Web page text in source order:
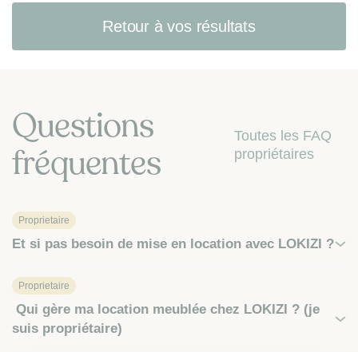
Retour à vos résultats
Questions
fréquentes
Toutes les FAQ
propriétaires
Proprietaire
Et si pas besoin de mise en location avec LOKIZI ?
Proprietaire
Qui gère ma location meublée chez LOKIZI ? (je
suis propriétaire)